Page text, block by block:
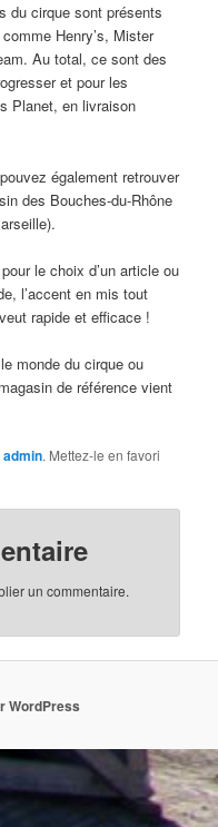
du cirque sont présents
Henry’s, Mister
Au total, ce sont des
et pour les
Planet, en livraison
également retrouver
des Bouches-du-Rhône
le choix d’un article ou
l’accent en mis tout
rapide et efficace !
monde du cirque ou
de référence vient
admin. Mettez-le en favori
un commentaire.
WordPress